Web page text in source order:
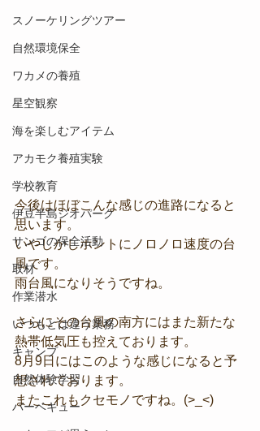
スノーケリングツアー
自然環境保全
ワカメの養殖
星空観察
海を楽しむアイテム
アカモク養殖実験
学校教育
伊豆半島ジオパーク
サンゴの保全活動
取材
作業潜水
いつもとは違う業務
キャンプ
自然体験学習
バーベキュー
今後はほぼこんな感じの進路になると
思います。
いやしかしホントにノロノロ速度の台
風です。
雨台風になりそうですね。
さらにその台風の南方にはまた新たな
熱帯低気圧も控えております。
8月9日にはこのような感じになると予
想されております。
またこれもクセモノですね。(>_<)